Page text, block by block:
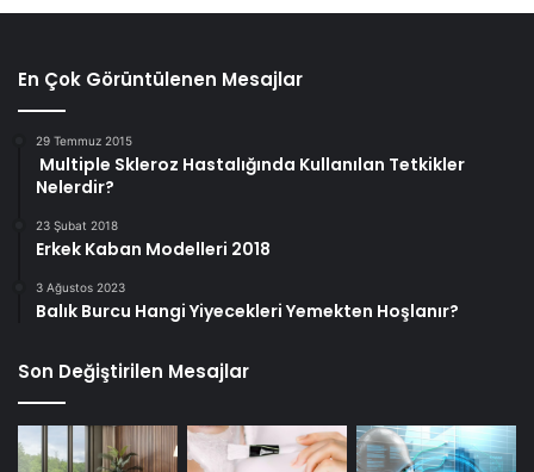
En Çok Görüntülenen Mesajlar
29 Temmuz 2015
Multiple Skleroz Hastalığında Kullanılan Tetkikler
Nelerdir?
23 Şubat 2018
Erkek Kaban Modelleri 2018
3 Ağustos 2023
Balık Burcu Hangi Yiyecekleri Yemekten Hoşlanır?
Son Değiştirilen Mesajlar